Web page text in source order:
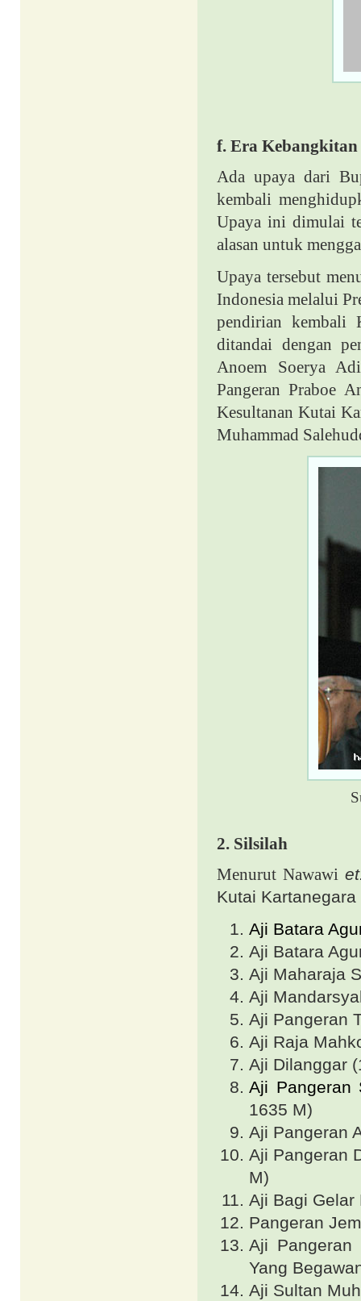
f. Era Kebangkitan
Ada upaya dari
kembali
Upaya ini dimulai
alasan untuk
Upaya tersebut
Indonesia melalui
pendirian kembali
ditandai dengan
Anoem Soerya
Pangeran Praboe
Kesultanan Kutai
Muhammad
2. Silsilah
Menurut Nawawi
Kutai
Aji Batara
Aji Batara
Aji Maharaja
Aji
Aji Pangeran
Aji Raja
Aji Dilanggar
Aji Pangeran
1635 M)
Aji Pangeran
Aji Pangeran
M)
Aji Bagi
Pangeran
Aji Pangeran
Yang
Aji Sultan